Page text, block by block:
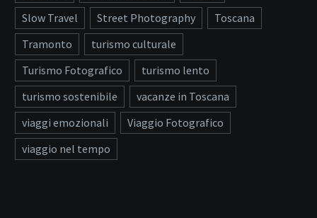
Slow Travel
Street Photography
Toscana
Tramonto
turismo culturale
Turismo Fotografico
turismo lento
turismo sostenibile
vacanze in Toscana
viaggi emozionali
Viaggio Fotografico
viaggio nel tempo